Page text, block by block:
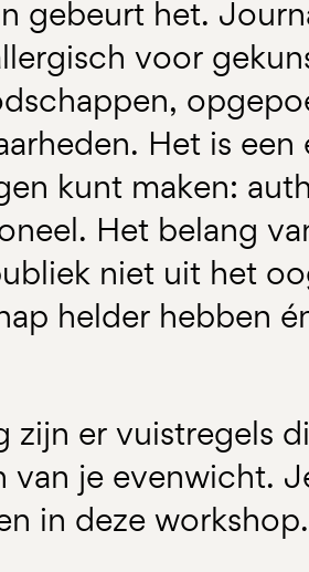
gebeurt het.
voor
Het is
kunt maken:
Het belang
niet uit het
helder hebben
zijn er vuistregels
van je evenwicht.
in deze workshop.